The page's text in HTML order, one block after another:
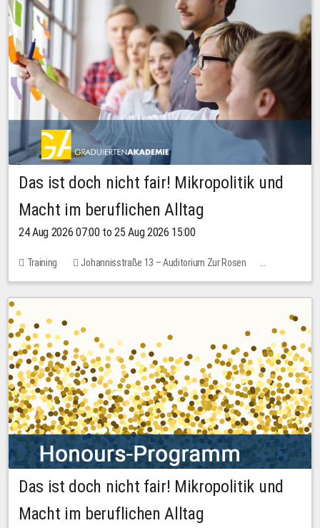
Das ist doch nicht fair! Mikropolitik und
Macht im beruflichen Alltag
24 Aug 2026 07:00 to 25 Aug 2026 15:00
Training
Johannisstraße 13 – Auditorium Zur Rosen
1 place
30.00 EUR
Das ist doch nicht fair! Mikropolitik und
Macht im beruflichen Alltag